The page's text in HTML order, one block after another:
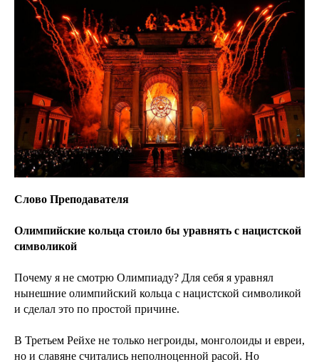
Слово Преподавателя
Олимпийские кольца стоило бы уравнять с нацистской
символикой
Почему я не смотрю Олимпиаду? Для себя я уравнял
нынешние олимпийский кольца с нацистской символикой
и сделал это по простой причине.
В Третьем Рейхе не только негроиды, монголоиды и евреи,
но и славяне считались неполноценной расой. Но